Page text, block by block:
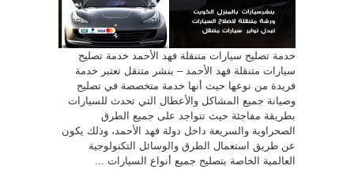
خدمة تصليح سيارات متنقلة فهد الأحمد خدمة تصليح
سيارات متنقلة فهد الأحمد – بنشر متنقل تعتبر خدمة
فريدة من نوعها حيث أنها خدمة متخصصة في تصليح
وصيانة جميع المشاكل والأعطال التي تحدث للسيارات
بطريقة مفاجئة حيث تتواجد على جميع الطرق
الصحراوية والسريعة داخل دولة فهد الأحمد، وذلك يكون
عن طريق استعمال الطرق والوسائل التكنولوجية
العالمية الخاصة بتصليح جميع أنواع السيارات ...